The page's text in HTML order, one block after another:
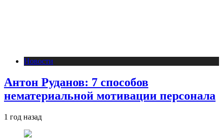
Новости
Антон Руданов: 7 способов
нематериальной мотивации персонала
1 год назад